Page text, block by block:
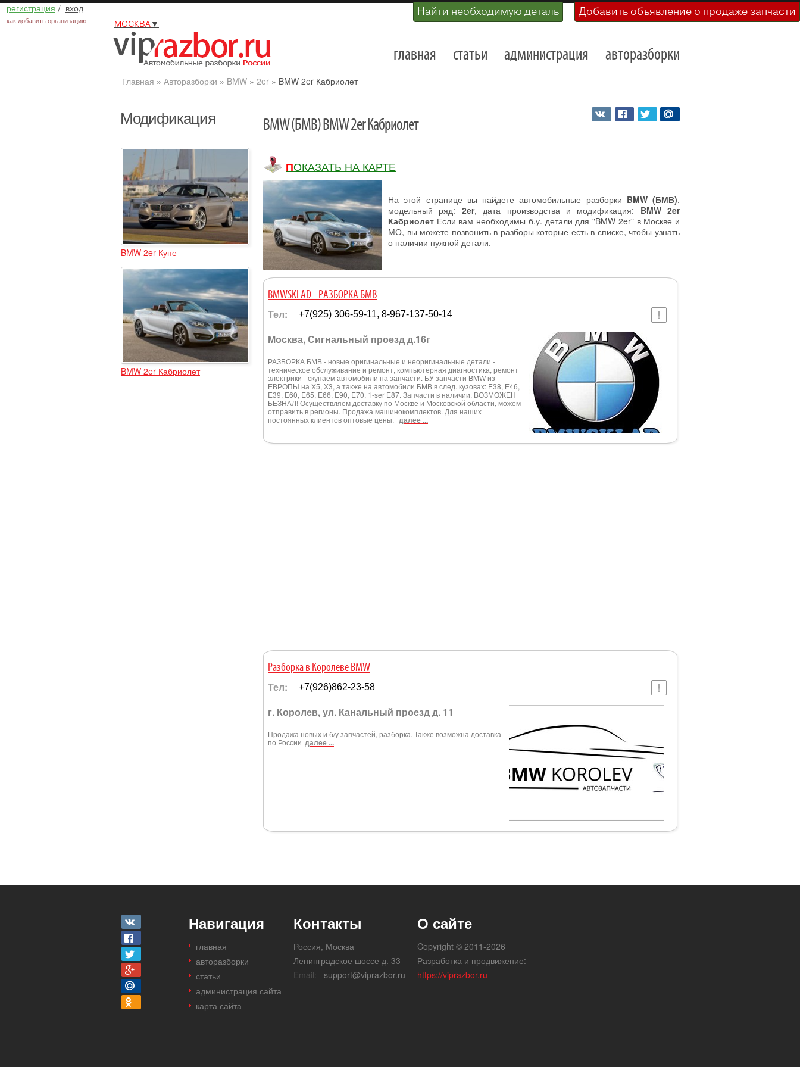
регистрация / вход
как добавить организацию
Найти необходимую деталь Добавить объявление о продаже запчасти
МОСКВА▼
главная статьи администрация авторазборки
Главная » Авторазборки » BMW» 2er» BMW 2er Кабриолет
Модификация
BMW 2er Купе
BMW 2er Кабриолет
BMW (БМВ) BMW 2er Кабриолет
ПОКАЗАТЬ НА КАРТЕ
На этой странице вы найдете автомобильные разборки BMW (БМВ),
модельный ряд: 2er, дата производства и модификация: BMW 2er
Кабриолет Если вам необходимы б.у. детали для "BMW 2er" в Москве и
МО, вы можете позвонить в разборы которые есть в списке, чтобы узнать
о наличии нужной детали.
BMWSKLAD - РАЗБОРКА БМВ
Тел: +7(925) 306-59-11, 8-967-137-50-14
Москва, Сигнальный проезд д.16г
РАЗБОРКА БМВ - новые оригинальные и неоригинальные детали -
техническое обслуживание и ремонт, компьютерная диагностика, ремонт
электрики - скупаем автомобили на запчасти. БУ запчасти BMW из
ЕВРОПЫ на X5, Х3, а также на автомобили БМВ в след. кузовах: E38, Е46,
E39, E60, E65, E66, E90, E70, 1-ser Е87. Запчасти в наличии. ВОЗМОЖЕН
БЕЗНАЛ! Осуществляем доставку по Москве и Московской области, можем
отправить в регионы. Продажа машинокомплектов. Для наших
постоянных клиентов оптовые цены. далее ...
Разборка в Королеве BMW
Тел: +7(926)862-23-58
г. Королев, ул. Канальный проезд д. 11
Продажа новых и б/у запчастей, разборка. Также возможна доставка
по России далее ...
Навигация
главная
авторазборки
статьи
администрация сайта
карта сайта
Контакты
Россия, Москва
Ленинградское шоссе д. 33
Email:
support@viprazbor.ru
О сайте
Copyright © 2011-2026
Разработка и продвижение:
https://viprazbor.ru